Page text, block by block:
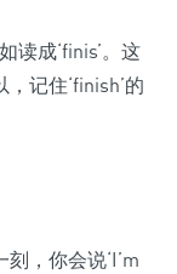
读成‘finis’。这
记住‘finish’的
，你会说‘I’m